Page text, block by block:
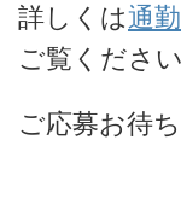
詳しくは通
ご覧ください
ご応募お待